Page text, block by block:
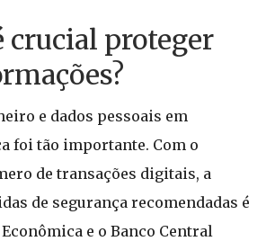
crucial proteger
e dados pessoais em
foi tão importante. Com o
de transações digitais, a
de segurança recomendadas é
e o Banco Central